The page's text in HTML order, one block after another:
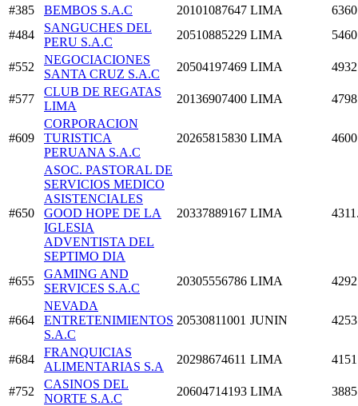
#385 BEMBOS S.A.C 20101087647 LIMA
#484
SANGUCHES DEL
PERU S.A.C
20510885229 LIMA
#552
NEGOCIACIONES
SANTA CRUZ S.A.C
20504197469 LIMA
#577
CLUB DE REGATAS
LIMA
20136907400 LIMA
#609
CORPORACION
TURISTICA
PERUANA S.A.C
20265815830 LIMA
#650
ASOC. PASTORAL DE
SERVICIOS MEDICO
ASISTENCIALES
GOOD HOPE DE LA
IGLESIA
ADVENTISTA DEL
SEPTIMO DIA
20337889167 LIMA
#655
GAMING AND
SERVICES S.A.C
20305556786 LIMA
#664
NEVADA
ENTRETENIMIENTOS
S.A.C
20530811001 JUNIN
#684
FRANQUICIAS
ALIMENTARIAS S.A
20298674611 LIMA
#752
CASINOS DEL
NORTE S.A.C
20604714193 LIMA